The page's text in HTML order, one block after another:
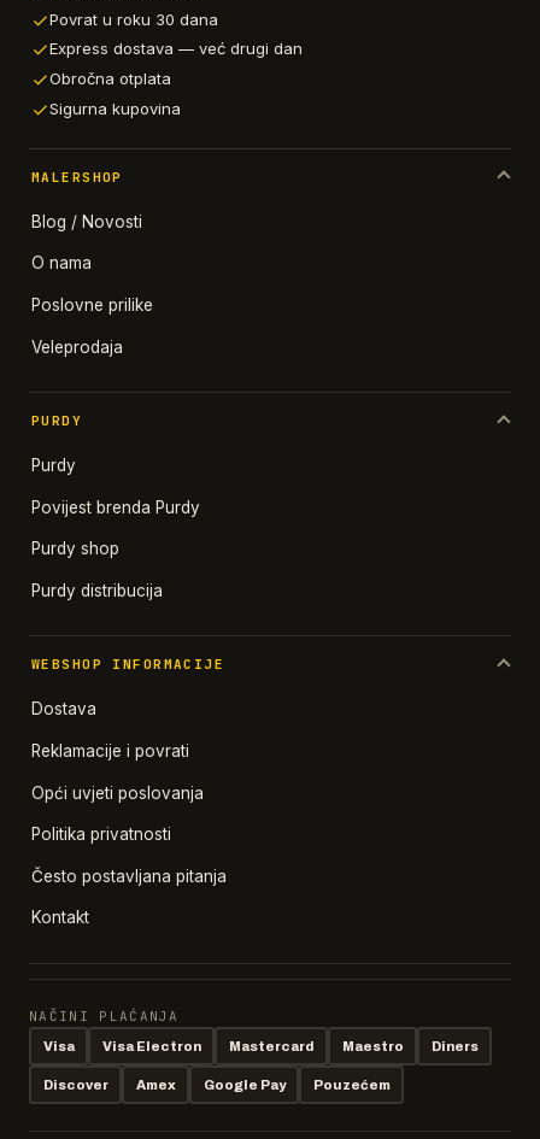
Povrat u roku 30 dana
Express dostava — već drugi dan
Obročna otplata
Sigurna kupovina
MALERSHOP
Blog / Novosti
O nama
Poslovne prilike
Veleprodaja
PURDY
Purdy
Povijest brenda Purdy
Purdy shop
Purdy distribucija
WEBSHOP INFORMACIJE
Dostava
Reklamacije i povrati
Opći uvjeti poslovanja
Politika privatnosti
Često postavljana pitanja
Kontakt
NAČINI PLAĆANJA
Visa Visa Electron Mastercard Maestro Diners
Discover Amex Google Pay Pouzećem